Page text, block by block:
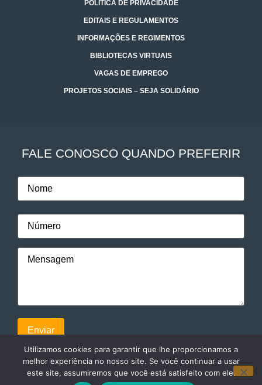
POLÍTICA DE PRIVACIDADE
EDITAIS E REGULAMENTOS
INFORMAÇÕES E REGIMENTOS
BIBLIOTECAS VIRTUAIS
VAGAS DE EMPREGO
PROJETOS SOCIAIS – SEJA SOLIDÁRIO
FALE CONOSCO QUANDO PREFERIR
Utilizamos cookies para garantir que lhe proporcionamos a
melhor experiência no nosso site. Se você continuar a usar
este site, assumiremos que você está satisfeito com ele.